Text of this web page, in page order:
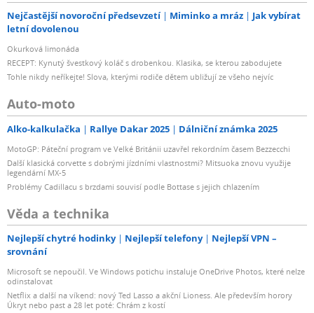
Nejčastější novoroční předsevzetí Miminko a mráz
Jak vybírat
letní dovolenou
Okurková limonáda
RECEPT: Kynutý švestkový koláč s drobenkou. Klasika, se kterou zabodujete
Tohle nikdy neříkejte! Slova, kterými rodiče dětem ubližují ze všeho nejvíc
Auto-moto
Alko-kalkulačka Rallye Dakar 2025 Dálniční známka 2025
MotoGP: Páteční program ve Velké Británii uzavřel rekordním časem Bezzecchi
Další klasická corvette s dobrými jízdními vlastnostmi? Mitsuoka znovu využije
legendární MX-5
Problémy Cadillacu s brzdami souvisí podle Bottase s jejich chlazením
Věda a technika
Nejlepší chytré hodinky Nejlepší telefony
Nejlepší VPN –
srovnání
Microsoft se nepoučil. Ve Windows potichu instaluje OneDrive Photos, které nelze
odinstalovat
Netflix a další na víkend: nový Ted Lasso a akční Lioness. Ale především horory
Úkryt nebo past a 28 let poté: Chrám z kostí